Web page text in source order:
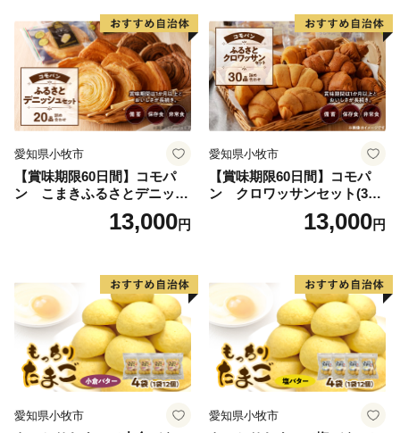
愛知県小牧市
【賞味期限60日間】コモパ
ン こまきふるさとデニッシ
ュセット（20個入り）／災害
用備蓄 保存食 非常食 防災グ
13,000円
愛知県小牧市
【賞味期限60日間】コモパ
ン クロワッサンセット(30
個入り)／災害用備蓄 保存食
非常食 防災グッズにも
13,000円
愛知県小牧市 愛知県小牧市